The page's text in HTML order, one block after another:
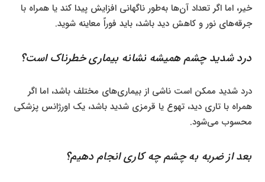
خیر، اما اگر تعداد آن‌ها به‌طور ناگهانی افزایش پیدا کند یا همراه با
جرقه‌های نور و کاهش دید باشد، باید فوراً معاینه شوید.
درد شدید چشم همیشه نشانه بیماری خطرناک است؟
درد شدید ممکن است ناشی از بیماری‌های مختلف باشد، اما اگر
همراه با تاری دید، تهوع یا قرمزی شدید باشد، یک اورژانس پزشکی
محسوب می‌شود.
بعد از ضربه به چشم چه کاری انجام دهیم؟